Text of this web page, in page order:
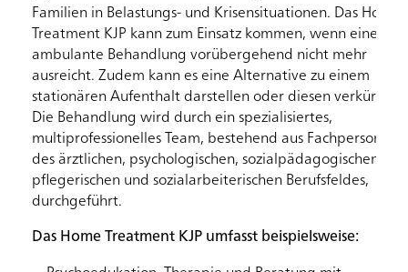
Familien in Belastungs- und Krisensituationen. Das Home
Treatment KJP kann zum Einsatz kommen, wenn eine
ambulante Behandlung vorübergehend nicht mehr
ausreicht. Zudem kann es eine Alternative zu einem
stationären Aufenthalt darstellen oder diesen verkürzen.
Die Behandlung wird durch ein spezialisiertes,
multiprofessionelles Team, bestehend aus Fachpersonen
des ärztlichen, psychologischen, sozialpädagogischen,
pflegerischen und sozialarbeiterischen Berufsfeldes,
durchgeführt.
Das Home Treatment KJP umfasst beispielsweise: